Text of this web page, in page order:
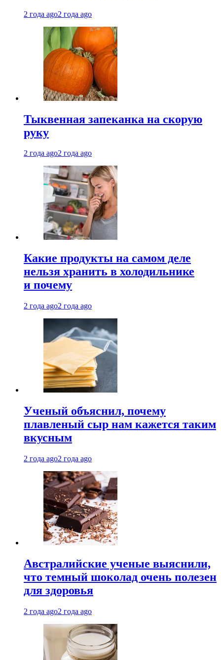
2 года ago2 года ago
Тыквенная запеканка на скорую
руку
2 года ago2 года ago
Какие продукты на самом деле
нельзя хранить в холодильнике
и почему
2 года ago2 года ago
Ученый объяснил, почему
плавленый сыр нам кажется таким
вкусным
2 года ago2 года ago
Австралийские ученые выяснили,
что темный шоколад очень полезен
для здоровья
2 года ago2 года ago